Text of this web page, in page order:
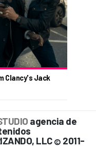
Clancy's Jack
agencia de
LLC © 2011-